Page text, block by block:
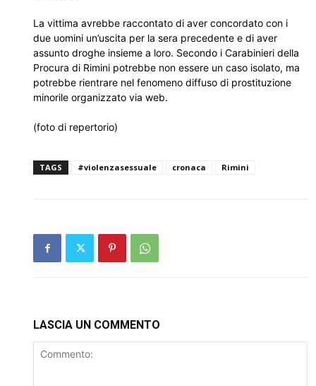
La vittima avrebbe raccontato di aver concordato con i
due uomini un’uscita per la sera precedente e di aver
assunto droghe insieme a loro. Secondo i Carabinieri della
Procura di Rimini potrebbe non essere un caso isolato, ma
potrebbe rientrare nel fenomeno diffuso di prostituzione
minorile organizzato via web.
(foto di repertorio)
TAGS #violenzasessuale cronaca Rimini
LASCIA UN COMMENTO